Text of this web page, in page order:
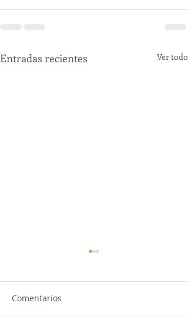
Entradas recientes Ver todo
Comentarios